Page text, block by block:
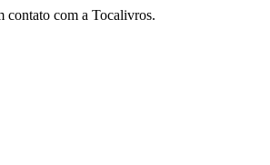
contato com a Tocalivros.